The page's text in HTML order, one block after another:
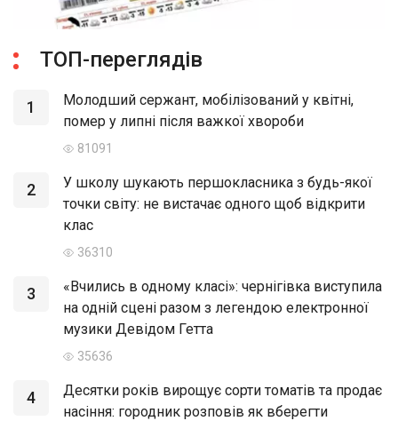
ТОП-переглядів
1
Молодший сержант, мобілізований у квітні,
помер у липні після важкої хвороби
81091
2
У школу шукають першокласника з будь-якої
точки світу: не вистачає одного щоб відкрити
клас
36310
3
«Вчились в одному класі»: чернігівка виступила
на одній сцені разом з легендою електронної
музики Девідом Гетта
35636
4
Десятки років вирощує сорти томатів та продає
насіння: городник розповів як вберегти